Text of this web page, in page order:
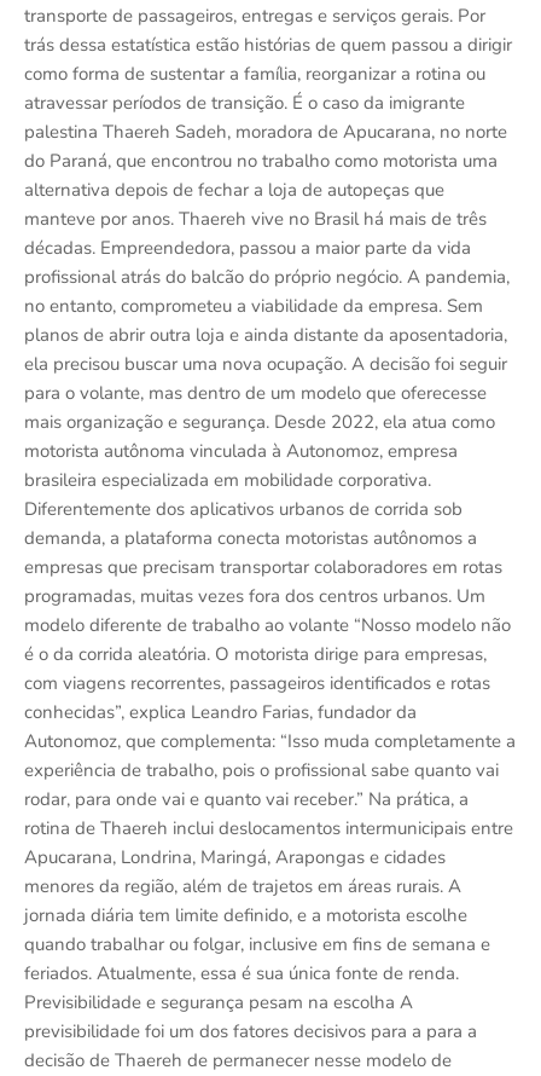
transporte de passageiros, entregas e serviços gerais. Por
trás dessa estatística estão histórias de quem passou a dirigir
como forma de sustentar a família, reorganizar a rotina ou
atravessar períodos de transição. É o caso da imigrante
palestina Thaereh Sadeh, moradora de Apucarana, no norte
do Paraná, que encontrou no trabalho como motorista uma
alternativa depois de fechar a loja de autopeças que
manteve por anos. Thaereh vive no Brasil há mais de três
décadas. Empreendedora, passou a maior parte da vida
profissional atrás do balcão do próprio negócio. A pandemia,
no entanto, comprometeu a viabilidade da empresa. Sem
planos de abrir outra loja e ainda distante da aposentadoria,
ela precisou buscar uma nova ocupação. A decisão foi seguir
para o volante, mas dentro de um modelo que oferecesse
mais organização e segurança. Desde 2022, ela atua como
motorista autônoma vinculada à Autonomoz, empresa
brasileira especializada em mobilidade corporativa.
Diferentemente dos aplicativos urbanos de corrida sob
demanda, a plataforma conecta motoristas autônomos a
empresas que precisam transportar colaboradores em rotas
programadas, muitas vezes fora dos centros urbanos. Um
modelo diferente de trabalho ao volante “Nosso modelo não
é o da corrida aleatória. O motorista dirige para empresas,
com viagens recorrentes, passageiros identificados e rotas
conhecidas”, explica Leandro Farias, fundador da
Autonomoz, que complementa: “Isso muda completamente a
experiência de trabalho, pois o profissional sabe quanto vai
rodar, para onde vai e quanto vai receber.” Na prática, a
rotina de Thaereh inclui deslocamentos intermunicipais entre
Apucarana, Londrina, Maringá, Arapongas e cidades
menores da região, além de trajetos em áreas rurais. A
jornada diária tem limite definido, e a motorista escolhe
quando trabalhar ou folgar, inclusive em fins de semana e
feriados. Atualmente, essa é sua única fonte de renda.
Previsibilidade e segurança pesam na escolha A
previsibilidade foi um dos fatores decisivos para a para a
decisão de Thaereh de permanecer nesse modelo de